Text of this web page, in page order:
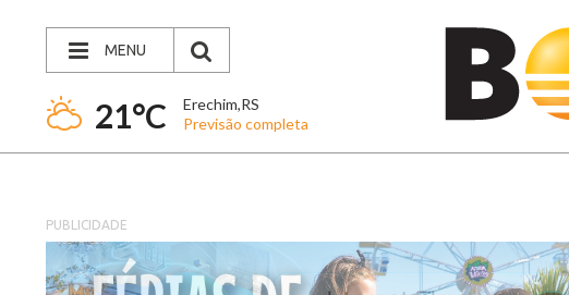
MENU
21°C
Erechim,RS
Previsão completa
PUBLICIDADE